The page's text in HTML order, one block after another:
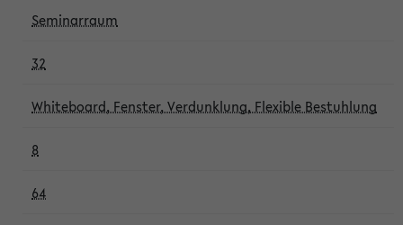
Seminarraum
32
Whiteboard, Fenster, Verdunklung, Flexible Bestuhlung
8
64